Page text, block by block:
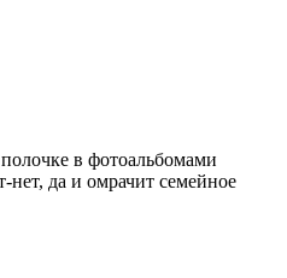
в фотоальбомами
да и омрачит семейное